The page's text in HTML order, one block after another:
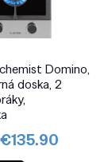
Domino,
doska, 2
Pôvodná
€135.90